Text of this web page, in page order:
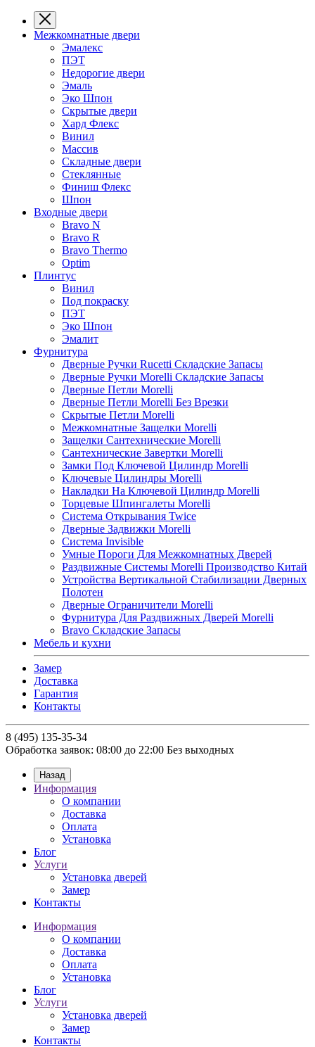
Межкомнатные двери
Эмалекс
ПЭТ
Недорогие двери
Эмаль
Эко Шпон
Скрытые двери
Хард Флекс
Винил
Массив
Складные двери
Стеклянные
Финиш Флекс
Шпон
Входные двери
Bravo N
Bravo R
Bravo Thermo
Optim
Плинтус
Винил
Под покраску
ПЭТ
Эко Шпон
Эмалит
Фурнитура
Дверные Ручки Rucetti Складские Запасы
Дверные Ручки Morelli Складские Запасы
Дверные Петли Morelli
Дверные Петли Morelli Без Врезки
Скрытые Петли Morelli
Межкомнатные Защелки Morelli
Защелки Сантехнические Morelli
Сантехнические Завертки Morelli
Замки Под Ключевой Цилиндр Morelli
Ключевые Цилиндры Morelli
Накладки На Ключевой Цилиндр Morelli
Торцевые Шпингалеты Morelli
Система Открывания Twice
Дверные Задвижки Morelli
Система Invisible
Умные Пороги Для Межкомнатных Дверей
Раздвижные Системы Morelli Производство Китай
Устройства Вертикальной Стабилизации Дверных
Полотен
Дверные Ограничители Morelli
Фурнитура Для Раздвижных Дверей Morelli
Bravo Складские Запасы
Мебель и кухни
Замер
Доставка
Гарантия
Контакты
8 (495) 135-35-34
Обработка заявок: 08:00 до 22:00 Без выходных
Назад
Информация
О компании
Доставка
Оплата
Установка
Блог
Услуги
Установка дверей
Замер
Контакты
Информация
О компании
Доставка
Оплата
Установка
Блог
Услуги
Установка дверей
Замер
Контакты